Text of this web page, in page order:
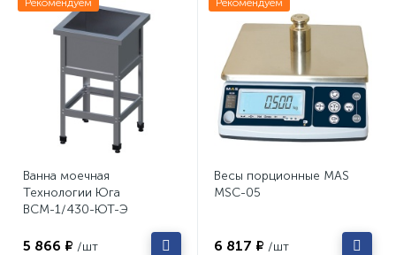
Рекомендуем
Ванна моечная
Технологии Юга
ВСМ-1/430-ЮТ-Э
5 866 ₽ /шт
Рекомендуем
Весы порционные MAS
MSC-05
6 817 ₽ /шт